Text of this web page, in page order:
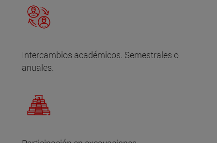
Intercambios académicos. Semestrales o
anuales.